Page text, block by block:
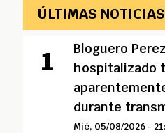
ÚLTIMAS NOTICIAS
Bloguero
hospitalizado
durante
Mié, 05/08/2026 -